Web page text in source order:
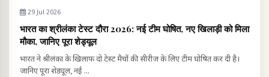
29 Jul 2026
भारत का श्रीलंका टेस्ट दौरा 2026: नई टीम घोषित, नए खिलाड़ी को मिला
मौका, जानिए पूरा शेड्यूल
भारत ने श्रीलंका के खिलाफ दो टेस्ट मैचों की सीरीज के लिए टीम घोषित कर दी है।
जानिए पूरा शेड्यूल, नई ...